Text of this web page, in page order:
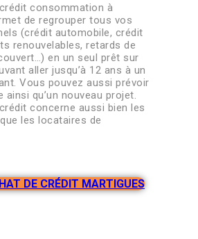
consommation à
de regrouper tous vos
(crédit automobile, crédit
renouvelables, retards de
en un seul prêt sur
aller jusqu’à 12 ans à un
Vous pouvez aussi prévoir
ainsi qu’un nouveau projet.
concerne aussi bien les
les locataires de
DE CRÉDIT MARTIGUES